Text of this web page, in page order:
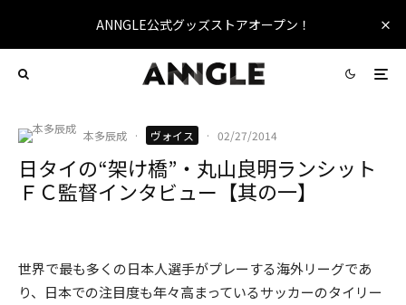
ANNGLE公式グッズストアオープン！
本多辰成 · ヴォイス · 02/27/2014
日タイの“架け橋”・丸山良明ランシット
ＦＣ監督インタビュー【其の一】
世界で最も多くの日本人選手がプレーする海外リーグであ
り、日本での注目度も年々高まっているサッカーのタイリー